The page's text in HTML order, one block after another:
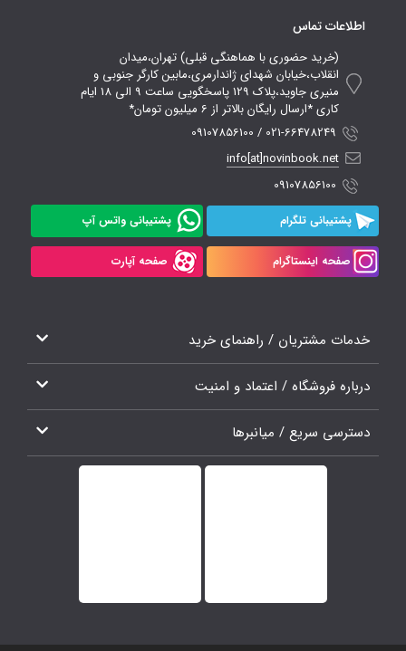
اطلاعات تماس
(خرید حضوری با هماهنگی قبلی) تهران،میدان
انقلاب،خیابان شهدای ژاندارمری،مابین کارگر جنوبی و
منیری جاوید،پلاک 129 پاسخگویی ساعت 9 الی 18 ایام
کاری *ارسال رایگان بالاتر از 6 میلیون تومان*
021-66478249 / 09107856100
info[at]novinbook.net
09107856100
پشتیبانی تلگرام پشتیبانی واتس آپ
صفحه اینستاگرام صفحه آپارت
خدمات مشتریان / راهنمای خرید
درباره فروشگاه / اعتماد و امنیت
دسترسی سریع / میانبرها